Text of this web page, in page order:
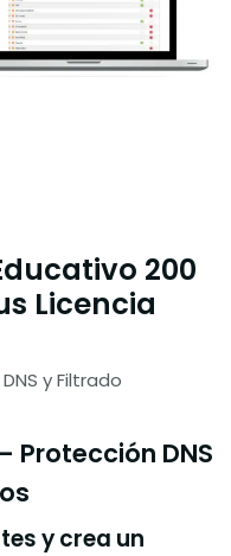
200
Licencia
y Filtrado
Protección DNS
y crea un